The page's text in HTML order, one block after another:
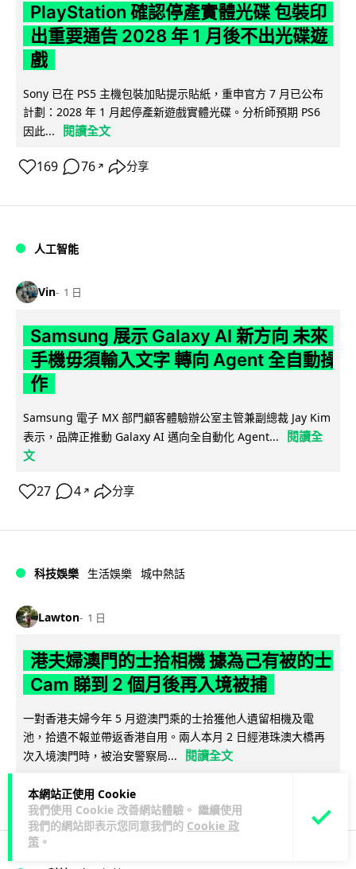
本網站正使用 Cookie
我們使用 Cookie 改善網站體驗。 繼續使用
我們的網站即表示您同意我們的 Cookie 政
策 。
PlayStation 確認停產實體光碟 包裝印
出重要通告 2028 年 1 月後不出光碟遊
戲
Sony 已在 PS5 主機包裝加貼提示貼紙，重申官方 7 月已公布
計劃：2028 年 1 月起停產新遊戲實體光碟。分析師預期 PS6
因此...
閱讀全文
169 76 ↗ 分享
人工智能
Vin 1 日
Samsung 展示 Galaxy AI 新方向 未來
手機毋須輸入文字 轉向 Agent 全自動操
作
Samsung 電子 MX 部門顧客體驗辦公室主管兼副總裁 Jay Kim
表示，品牌正推動 Galaxy AI 邁向全自動化 Agent...
閱讀全
文
27 4 ↗ 分享
科技娛樂 生活娛樂 城中熱話
Lawton 1 日
港夫婦澳門的士拾相機 據為己有被的士
Cam 睇到 2 個月後再入境被捕
一對香港夫婦今年 5 月遊澳門乘的士拾獲他人遺留相機及電
池，拾遺不報並帶返香港自用。兩人本月 2 日經港珠澳大橋再
次入境澳門時，被治安警察局...
閱讀全文
532 75 ↗ 分享